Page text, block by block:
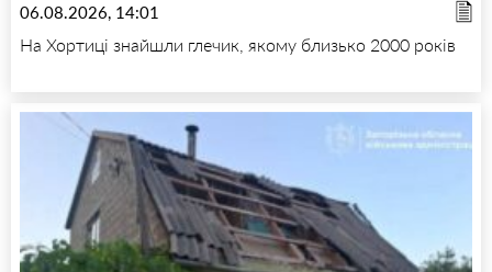
06.08.2026, 14:01
На Хортиці знайшли глечик, якому близько 2000 років